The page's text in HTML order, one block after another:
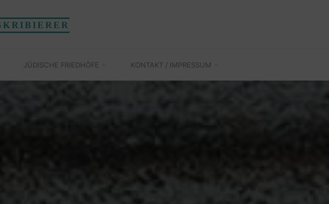
JÜDISCHE FRIEDHÖFE KONTAKT / IMPRESSUM